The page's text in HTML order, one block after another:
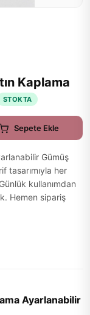
Kaplama
STOKTA
Sepete Ekle
Gümüş
tasarımıyla her
kullanımdan
Hemen sipariş
Ayarlanabilir